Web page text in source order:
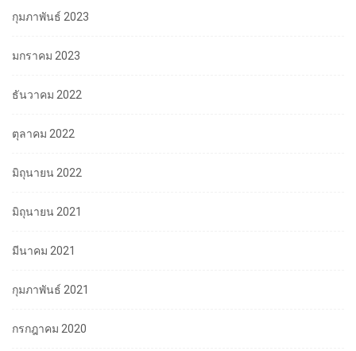
กุมภาพันธ์ 2023
มกราคม 2023
ธันวาคม 2022
ตุลาคม 2022
มิถุนายน 2022
มิถุนายน 2021
มีนาคม 2021
กุมภาพันธ์ 2021
กรกฎาคม 2020